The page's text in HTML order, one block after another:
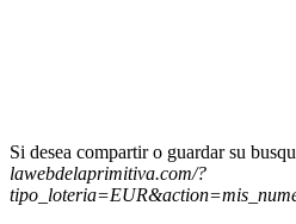
Si desea compartir o guardar su
lawebdelaprimitiva.com/?